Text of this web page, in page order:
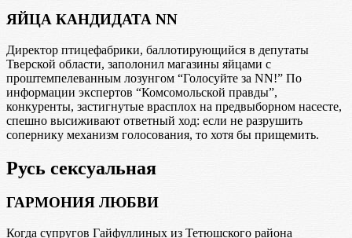
ЯЙЦА КАНДИДАТА NN
Директор птицефабрики, баллотирующийся в депутаты
Тверской области, заполонил магазины яйцами с
проштемпелеванным лозунгом “Голосуйте за NN!” По
информации экспертов “Комсомольской правды”,
конкуренты, застигнутые врасплох на предвыборном насесте,
спешно высиживают ответный ход: если не разрушить
сопернику механизм голосования, то хотя бы прищемить.
Русь сексуальная
ГАРМОНИЯ ЛЮБВИ
Когда супругов Гайфуллиных из Тетюшского района